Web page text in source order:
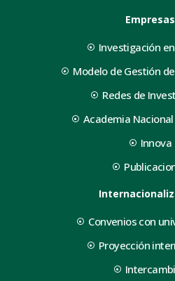
Empresas
Investigación
Modelo de Gestión
Redes de
Academia
Innova
Convenios con
Proyección